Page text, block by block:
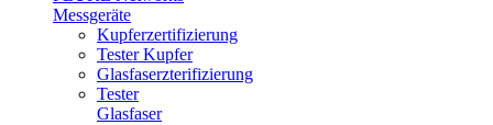
Messgeräte
Kupferzertifizierung
Tester Kupfer
Glasfaserzterifizierung
Tester
Glasfaser